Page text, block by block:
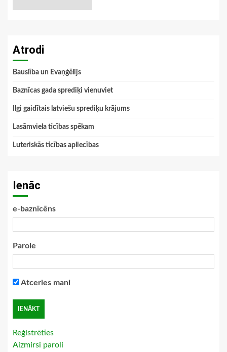
Atrodi
Bauslība un Evaņģēlijs
Baznīcas gada sprediķi vienuviet
Ilgi gaidītais latviešu sprediķu krājums
Lasāmviela ticības spēkam
Luteriskās ticības apliecības
Ienāc
e-baznīcēns
Parole
Atceries mani
Reģistrēties
Aizmirsi paroli